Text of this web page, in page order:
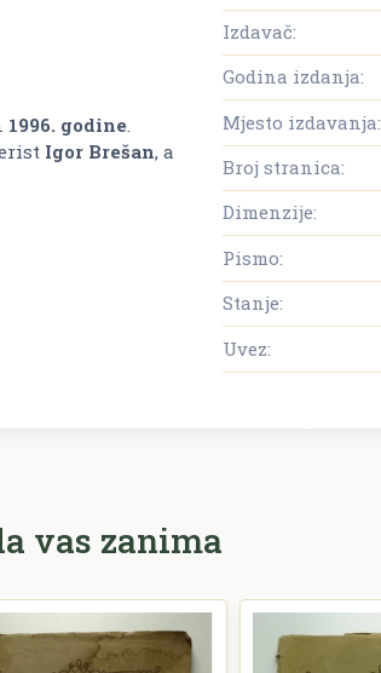
1996. godine
Igor Brešan, a
Izdavač:
Godina izdanja:
Mjesto izdavanja:
Broj stranica:
Dimenzije:
Pismo:
Stanje:
Uvez:
vas zanima